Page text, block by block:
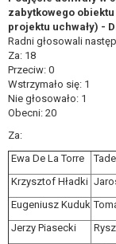
zabytkowego
projektu uchwały) -
Radni głosowali
Za: 18
Przeciw: 0
Wstrzymało się: 1
Nie głosowało: 1
Obecni: 20
Za:
Ewa De La Torre
Krzysztof Hładki
Eugeniusz Kuduk
Jerzy Piasecki